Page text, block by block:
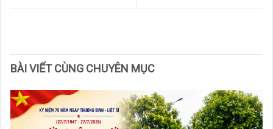
BÀI VIẾT CÙNG CHUYÊN MỤC